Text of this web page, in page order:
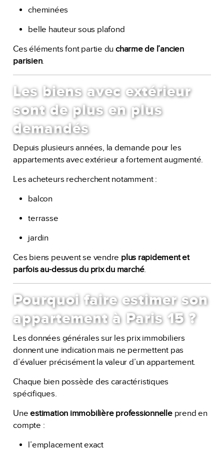
cheminées
belle hauteur sous plafond
Ces éléments font partie du charme de l’ancien
parisien.
Les biens avec extérieur
sont de plus en plus
demandés
Depuis plusieurs années, la demande pour les
appartements avec extérieur a fortement augmenté.
Les acheteurs recherchent notamment :
balcon
terrasse
jardin
Ces biens peuvent se vendre plus rapidement et
parfois au-dessus du prix du marché.
Pourquoi faire estimer son
appartement à Paris 15 ?
Les données générales sur les prix immobiliers
donnent une indication mais ne permettent pas
d’évaluer précisément la valeur d’un appartement.
Chaque bien possède des caractéristiques
spécifiques.
Uneestimation immobilière professionnelleprend en
compte :
l’emplacement exact